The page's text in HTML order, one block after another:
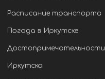
Расписание транспорта
Погода в Иркутске
Достопримечательности
Иркутска